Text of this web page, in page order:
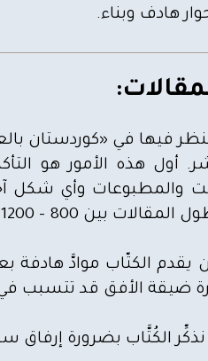
هادف وبناء.
فيها في «كوردستان
أول هذه الأمور هو
والمطبوعات وأي شكل
خالية قدر الإمكان من أخطاء نحوية أو إملائية.
يقدم الكتّاب موادَّ هادفة
ضيقة الأفق قد تتسبب في
الكُتَّاب بضرورة